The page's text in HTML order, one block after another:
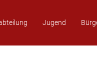
Jugend